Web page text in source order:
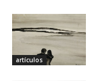
artículos